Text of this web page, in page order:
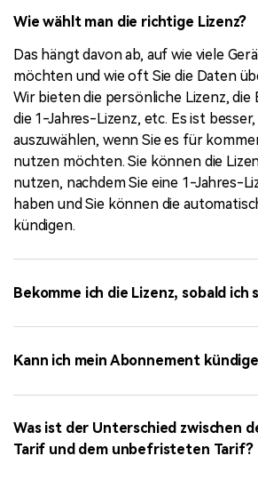
Wie wählt man die richtige Lizenz?
Das hängt davon ab, auf wie viele
möchten und wie oft Sie die Daten
Wir bieten die persönliche Lizenz, die
die 1-Jahres-Lizenz, etc. Es ist
auszuwählen, wenn Sie es für
nutzen möchten. Sie können die
nutzen, nachdem Sie eine 1-Jahres-
haben und Sie können die
kündigen.
Bekomme ich die Lizenz, sobald ich
Kann ich mein Abonnement
Was ist der Unterschied zwischen
Tarif und dem unbefristeten Tarif?